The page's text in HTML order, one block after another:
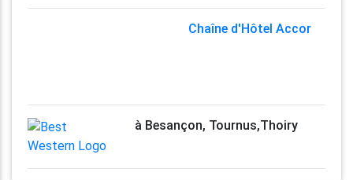
Chaîne d'Hôtel Accor
à Besançon, Tournus,Thoiry